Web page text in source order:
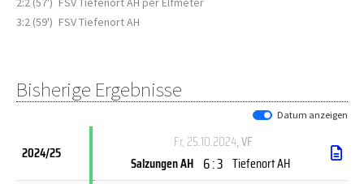
3:2 (59') FSV Tiefenort AH
Bisherige Ergebnisse
Datum anzeigen
2024/25
Fr, 25.10.2024, VF
Salzungen AH 6 : 3 Tiefenort AH